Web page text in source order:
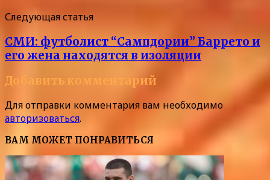
Следующая статья
СМИ: футболист “Сампдории” Баррето и
его жена находятся в изоляции
Добавить комментарий
Для отправки комментария вам необходимо
авторизоваться.
ВАМ МОЖЕТ ПОНРАВИТЬСЯ